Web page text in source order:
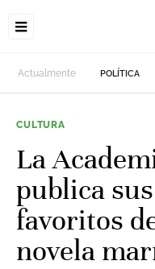
Actualmente POLÍTICA
CULTURA
La
publica
favoritos
novela